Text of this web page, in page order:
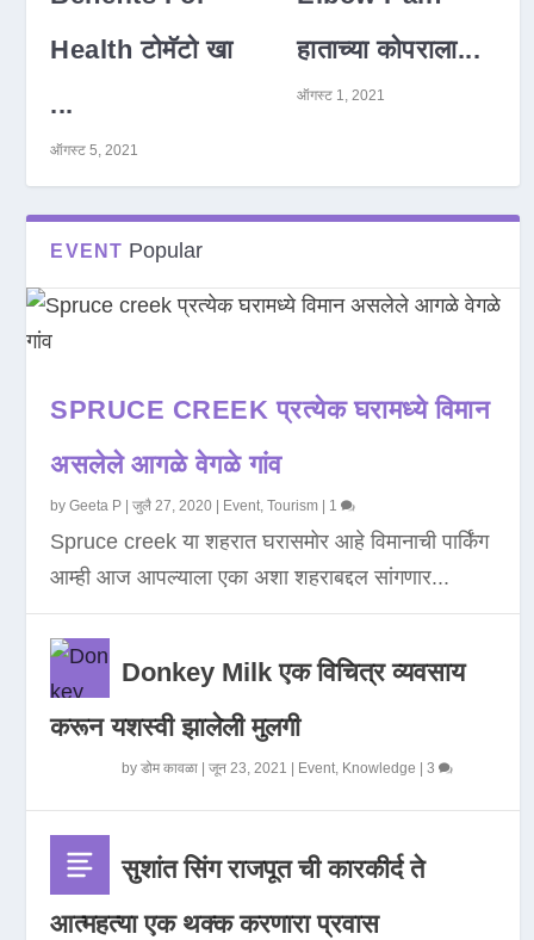
Health टोमॅटो खा
...
ऑगस्ट 5, 2021
हाताच्या कोपराला...
ऑगस्ट 1, 2021
EVENT Popular
SPRUCE CREEK प्रत्येक घरामध्ये विमान
असलेले आगळे वेगळे गांव
byGeeta P |जुलै 27, 2020 Event,Tourism 1
Spruce creek या शहरात घरासमोर आहे विमानाची पार्किंग
आम्ही आज आपल्याला एका अशा शहराबद्दल सांगणार...
Donkey Milk एक विचित्र व्यवसाय
करून यशस्वी झालेली मुलगी
byडोम कावळा |जून 23, 2021 Event, Knowledge |3
सुशांत सिंग राजपूत ची कारकीर्द ते
आत्महत्या एक थक्क करणारा प्रवास